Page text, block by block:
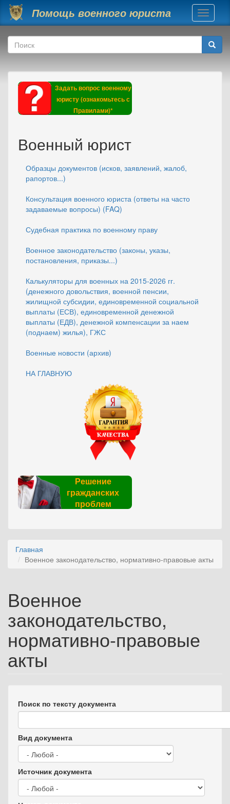
Перейти к основному содержанию
Помощь военного юриста
Toggle
Форма поиска
Поиск
Задать вопрос военному
юристу (ознакомьтесь с
Правилами)*
Военный юрист
Образцы документов (исков, заявлений, жалоб,
рапортов...)
Консультация военного юриста (ответы на часто
задаваемые вопросы) (FAQ)
Судебная практика по военному праву
Военное законодательство (законы, указы,
постановления, приказы...)
Калькуляторы для военных на 2015-2026 гг.
(денежного довольствия, военной пенсии,
жилищной субсидии, единовременной социальной
выплаты (ЕСВ), единовременной денежной
выплаты (ЕДВ), денежной компенсации за наем
(поднаем) жилья), ГЖС
Военные новости (архив)
НА ГЛАВНУЮ
Решение
гражданских
проблем
Главная
Военное законодательство, нормативно-правовые акты
Военное
законодательство,
нормативно-правовые
акты
Поиск по тексту документа
Вид документа
Источник документа